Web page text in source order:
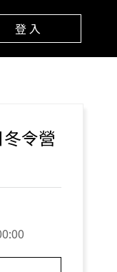
登 入
令營